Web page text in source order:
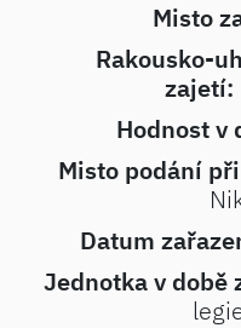
Misto
Rakousko-
zajetí:
Hodnost v
Misto podání
Datum
Jednotka v době